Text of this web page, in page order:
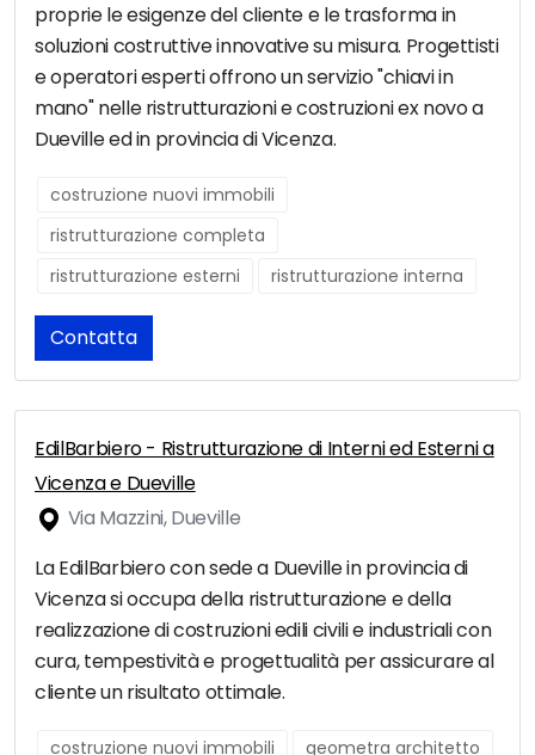
proprie le esigenze del cliente e le trasforma in
soluzioni costruttive innovative su misura. Progettisti
e operatori esperti offrono un servizio "chiavi in
mano" nelle ristrutturazioni e costruzioni ex novo a
Dueville ed in provincia di Vicenza.
costruzione nuovi immobili
ristrutturazione completa
ristrutturazione esterni
ristrutturazione interna
Contatta
EdilBarbiero - Ristrutturazione di Interni ed Esterni a
Vicenza e Dueville
Via Mazzini, Dueville
La EdilBarbiero con sede a Dueville in provincia di
Vicenza si occupa della ristrutturazione e della
realizzazione di costruzioni edili civili e industriali con
cura, tempestività e progettualità per assicurare al
cliente un risultato ottimale.
costruzione nuovi immobili
geometra architetto